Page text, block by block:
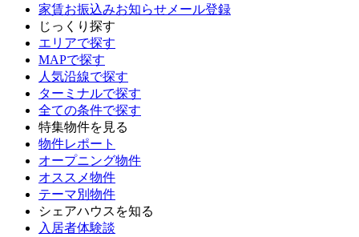
家賃お振込みお知らせメール登録
じっくり探す
エリアで探す
MAPで探す
人気沿線で探す
ターミナルで探す
全ての条件で探す
特集物件を見る
物件レポート
オープニング物件
オススメ物件
テーマ別物件
シェアハウスを知る
入居者体験談